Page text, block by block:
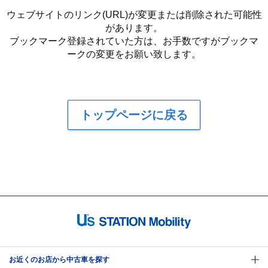
ウェブサイトのリンク(URL)が変更または削除された可能性
があります。
ブックマーク登録されていた方は、お手数ですがブックマ
ークの変更をお願い致します。
トップページに戻る
お近くのお店から中古車を探す